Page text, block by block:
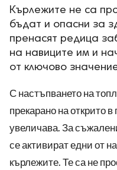
Кърлежите не са
бъдат и опасни за
пренасят редица
на навиците им и
от ключово
С настъпването на
прекарано на открито
увеличава. За
се активират едни от
кърлежите. Те са не